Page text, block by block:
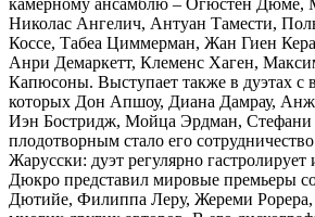
Николас Ангелич, Антуан Тамести,
Коссе, Табеа Циммерман, Жан Гиен
Анри Демаркетт, Клеменс Хаген,
Капюсоны. Выступает также в дуэтах с
которых Дон Апшоу, Диана Дамрау,
Иэн Бостридж, Мойца Эрдман, Стефани
плодотворным стало его
Жарусски: дуэт регулярно
Дюкро представил мировые премьеры
Дютийе, Филиппа Леру, Жереми Рорера,